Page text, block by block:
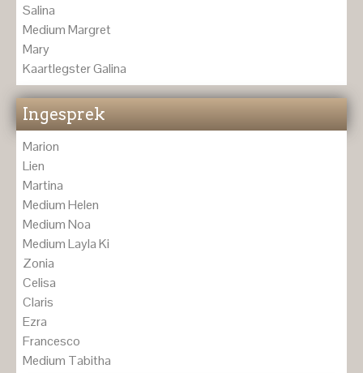
Salina
Medium Margret
Mary
Kaartlegster Galina
Ingesprek
Marion
Lien
Martina
Medium Helen
Medium Noa
Medium Layla Ki
Zonia
Celisa
Claris
Ezra
Francesco
Medium Tabitha